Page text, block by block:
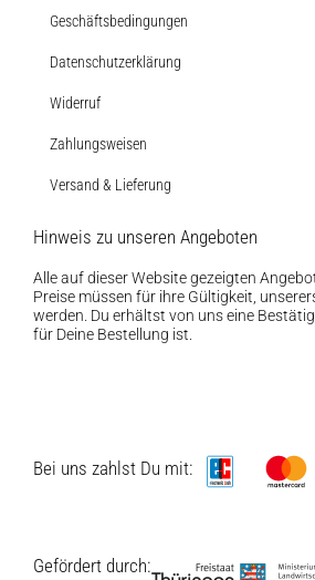
Geschäftsbedingungen
Datenschutzerklärung
Widerruf
Zahlungsweisen
Versand & Lieferung
Hinweis zu unseren Angeboten
Alle auf dieser Website gezeigten
Preise müssen für ihre Gültigkeit,
werden. Du erhältst von uns eine
für Deine Bestellung ist.
Bei uns zahlst Du mit:
Gefördert durch: